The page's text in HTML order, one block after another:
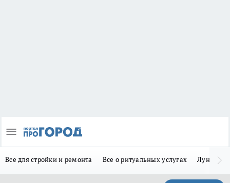
Все для стройки и ремонта Все о ритуальных услугах Лунно-